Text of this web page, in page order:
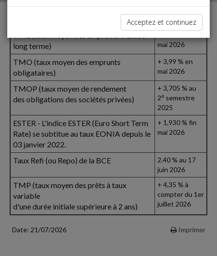
Taux d'intérêt
long terme)
mai 2026
TMO (taux moyen des emprunts
obligataires)
+ 3,99 % en
mai 2026
TMOP (taux moyen de rendement
des obligations des sociétés privées)
+ 3,705 % au
2e semestre
2025
ESTER - L'indice ESTER (Euro Short Term
Rate) se subtitue au taux EONIA depuis le
03 janvier 2022.
+ 1,930 % fin
mai 2026
Taux Refi (ou Repo) de la BCE
2,40 % au 17
juin 2026
TMP (taux moyen des prêts à taux
variable
d'une durée initiale supérieure à 2 ans)
+ 4,35 % à
compter du 1er
juillet 2026
Date: 21/07/2026 Imprimer
Acceptez et continuez